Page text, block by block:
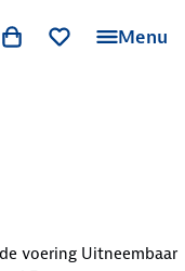
Menu
voering Uitneembaar